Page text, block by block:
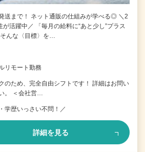
送まで！ ネット通販の仕組みが学べる◎ ＼2
活躍中／ 「毎月の給料に“あと少し”プラス
んな〈目標〉を…
モート勤務
のため、完全自由シフトです！ 詳細はお問い
。 ＜会社営…
学歴いっさい不問！／
詳細を見る